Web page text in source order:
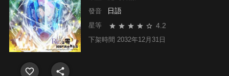
發音 日語
星等 4.2
下架時間 2032年12月31日